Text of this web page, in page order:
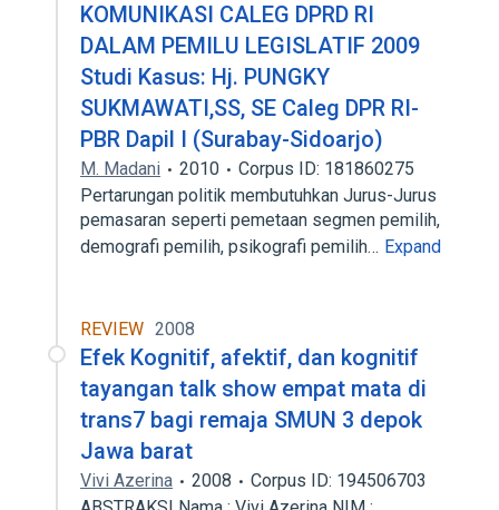
KOMUNIKASI CALEG DPRD RI
DALAM PEMILU LEGISLATIF 2009
Studi Kasus: Hj. PUNGKY
SUKMAWATI,SS, SE Caleg DPR RI-
PBR Dapil I (Surabay-Sidoarjo)
M. Madani 2010
Corpus ID: 181860275
Pertarungan politik membutuhkan Jurus-Jurus
pemasaran seperti pemetaan segmen pemilih,
demografi pemilih, psikografi pemilih… Expand
REVIEW 2008
Efek Kognitif, afektif, dan kognitif
tayangan talk show empat mata di
trans7 bagi remaja SMUN 3 depok
Jawa barat
Vivi Azerina 2008
Corpus ID: 194506703